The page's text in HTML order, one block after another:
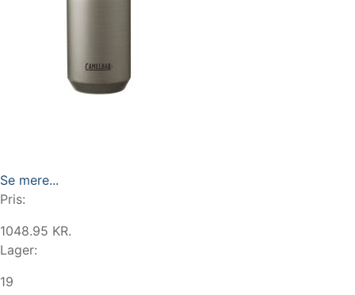
Se mere...
Pris:
1048.95 KR.
Lager:
19